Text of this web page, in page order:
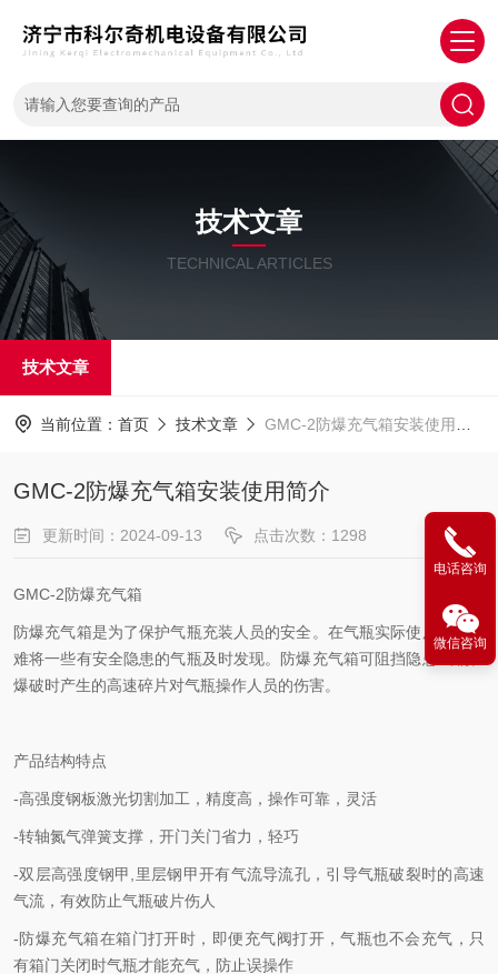
技术文章
TECHNICAL ARTICLES
技术文章
当前位置： 首页 技术文章 GMC-2防爆充气箱安装使用简介
GMC-2防爆充气箱安装使用简介
更新时间：2024-09-13 点击次数：1298
GMC-2防爆充气箱
防爆充气箱是为了保护气瓶充装人员的安全。在气瓶实际使用中，很
难将一些有安全隐患的气瓶及时发现。防爆充气箱可阻挡隐患气瓶在
爆破时产生的高速碎片对气瓶操作人员的伤害。
产品结构特点
-高强度钢板激光切割加工，精度高，操作可靠，灵活
-转轴氮气弹簧支撑，开门关门省力，轻巧
-双层高强度钢甲,里层钢甲开有气流导流孔，引导气瓶破裂时的高速
气流，有效防止气瓶破片伤人
-防爆充气箱在箱门打开时，即便充气阀打开，气瓶也不会充气，只
有箱门关闭时气瓶才能充气，防止误操作
电话咨询
微信咨询